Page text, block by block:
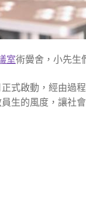
室術黌舍，小先生
式啟動，經由過
生的風度，讓社